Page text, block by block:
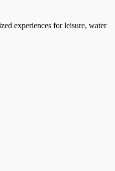
experiences for leisure, water